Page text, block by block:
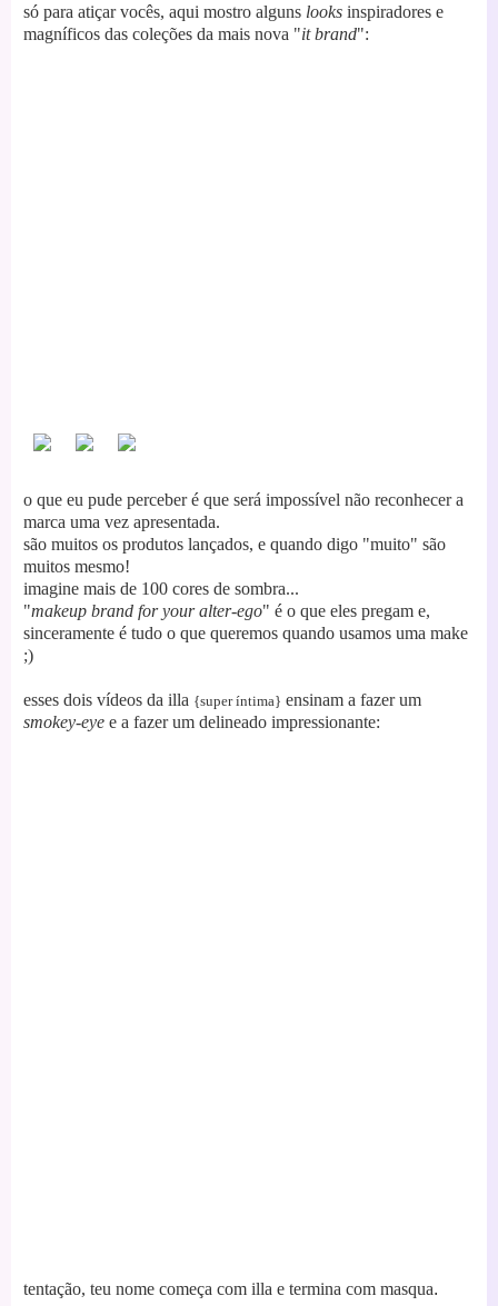
só para atiçar vocês, aqui mostro alguns looks inspiradores e
magníficos das coleções da mais nova "it brand":
o que eu pude perceber é que será impossível não reconhecer a
marca uma vez apresentada.
são muitos os produtos lançados, e quando digo "muito" são
muitos mesmo!
imagine mais de 100 cores de sombra...
"makeup brand for your alter-ego" é o que eles pregam e,
sinceramente é tudo o que queremos quando usamos uma make
;)
esses dois vídeos da illa {super íntima} ensinam a fazer um
smokey-eye e a fazer um delineado impressionante:
tentação, teu nome começa com illa e termina com masqua.